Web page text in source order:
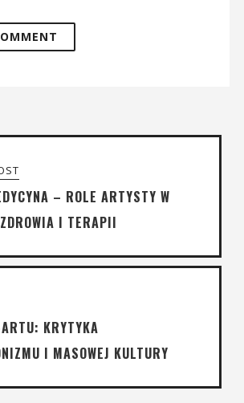
– ROLE ARTYSTY W
I TERAPII
KRYTYKA
I MASOWEJ KULTURY